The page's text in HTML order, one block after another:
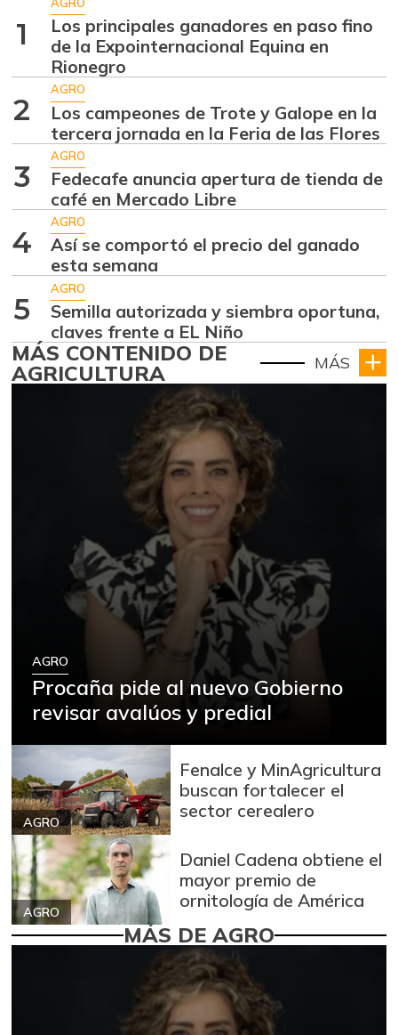
1
Los principales ganadores en paso fino
de la Expointernacional Equina en
Rionegro
2
AGRO
Los campeones de Trote y Galope en la
tercera jornada en la Feria de las Flores
3
AGRO
Fedecafe anuncia apertura de tienda de
café en Mercado Libre
4
AGRO
Así se comportó el precio del ganado
esta semana
5
AGRO
Semilla autorizada y siembra oportuna,
claves frente a EL Niño
MÁS CONTENIDO DE
AGRICULTURA MÁS
AGRO
Procaña pide al nuevo Gobierno
revisar avalúos y predial
AGRO
Fenalce y MinAgricultura
buscan fortalecer el
sector cerealero
AGRO
Daniel Cadena obtiene el
mayor premio de
ornitología de América
MÁS DE AGRO